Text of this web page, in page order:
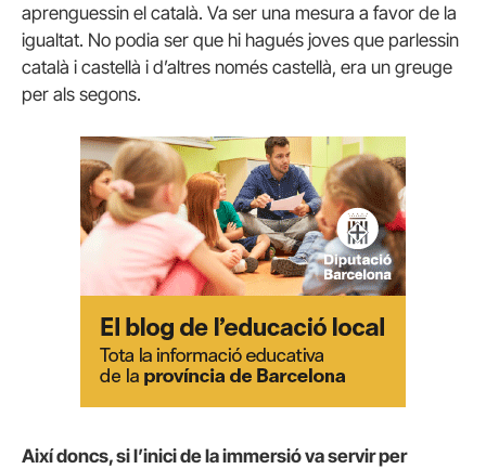
aprenguessin el català. Va ser una mesura a favor de la
igualtat. No podia ser que hi hagués joves que parlessin
català i castellà i d’altres només castellà, era un greuge
per als segons.
Així doncs, si l’inici de la immersió va servir per